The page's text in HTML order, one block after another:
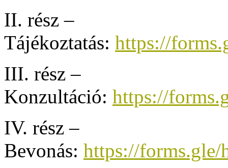
II. rész –
Tájékoztatás: https://
III. rész –
Konzultáció: https://
IV. rész –
Bevonás: https://